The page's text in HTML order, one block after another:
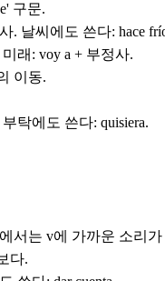
구문.
. 날씨에도 쓴다: hace
래: voy a + 부정사.
이동.
탁에도 쓴다: quisiera.
서는 v에 가까운 소리
다.